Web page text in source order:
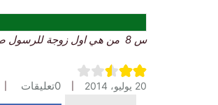
س 8 من هي اول زوجة للرسول صلى الله عليه وسلم توفيت في المدينة المنورة ؟.
20 يوليو، 2014 0تعليقات